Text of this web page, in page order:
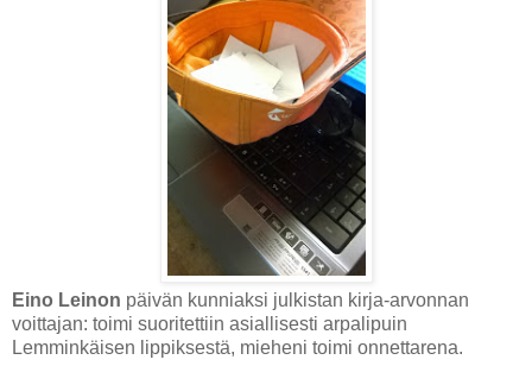
Eino Leinon päivän kunniaksi julkistan kirja-arvonnan
voittajan: toimi suoritettiin asiallisesti arpalipuin
Lemminkäisen lippiksestä, mieheni toimi onnettarena.